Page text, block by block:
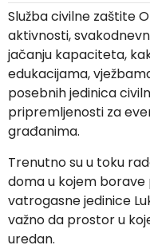
Služba civilne zaštite
aktivnosti,
jačanju kapaciteta,
edukacijama,
posebnih jedinica
pripremljenosti za
građanima.
Trenutno su u toku
doma u kojem
vatrogasne jedinice
važno da prostor u
uredan.